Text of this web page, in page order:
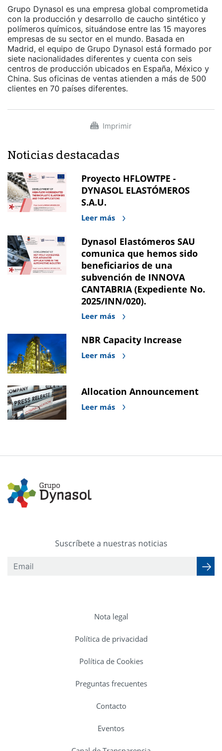
Grupo Dynasol es una empresa global comprometida
con la producción y desarrollo de caucho sintético y
polímeros químicos, situándose entre las 15 mayores
empresas de su sector en el mundo. Basada en
Madrid, el equipo de Grupo Dynasol está formado por
siete nacionalidades diferentes y cuenta con seis
centros de producción ubicados en España, México y
China. Sus oficinas de ventas atienden a más de 500
clientes en 70 países diferentes.
Imprimir
Noticias destacadas
Proyecto HFLOWTPE -
DYNASOL ELASTÓMEROS
S.A.U.
Leer más
Dynasol Elastómeros SAU
comunica que hemos sido
beneficiarios de una
subvención de INNOVA
CANTABRIA (Expediente No.
2025/INN/020).
Leer más
NBR Capacity Increase
Leer más
Allocation Announcement
Leer más
Suscríbete a nuestras noticias
Nota legal
Política de privacidad
Política de Cookies
Preguntas frecuentes
Contacto
Eventos